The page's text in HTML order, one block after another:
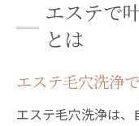
エステで
とは
エステ毛穴洗浄
エステ毛穴洗浄は